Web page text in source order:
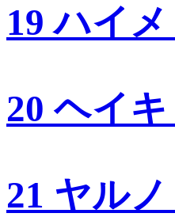
19 ハイ
20 ヘイ
21 ヤル